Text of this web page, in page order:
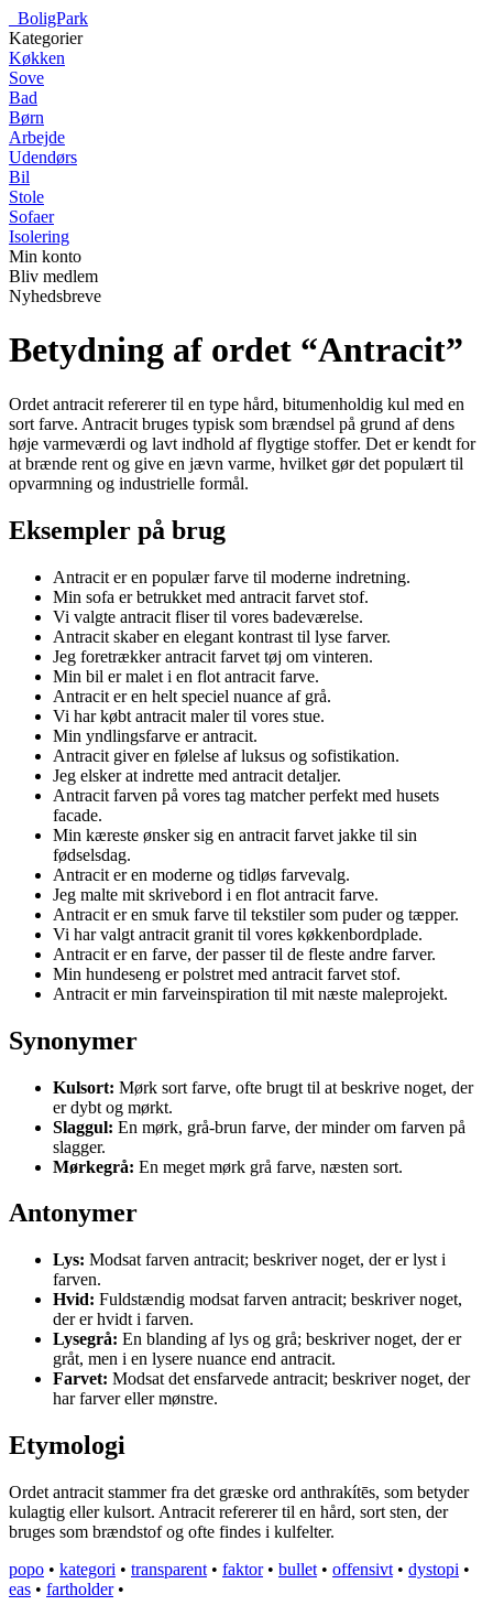
BoligPark
Kategorier
Køkken
Sove
Bad
Børn
Arbejde
Udendørs
Bil
Stole
Sofaer
Isolering
Min konto
Bliv medlem
Nyhedsbreve
Betydning af ordet “Antracit”
Ordet antracit refererer til en type hård, bitumenholdig kul med en
sort farve. Antracit bruges typisk som brændsel på grund af dens
høje varmeværdi og lavt indhold af flygtige stoffer. Det er kendt for
at brænde rent og give en jævn varme, hvilket gør det populært til
opvarmning og industrielle formål.
Eksempler på brug
Antracit er en populær farve til moderne indretning.
Min sofa er betrukket med antracit farvet stof.
Vi valgte antracit fliser til vores badeværelse.
Antracit skaber en elegant kontrast til lyse farver.
Jeg foretrækker antracit farvet tøj om vinteren.
Min bil er malet i en flot antracit farve.
Antracit er en helt speciel nuance af grå.
Vi har købt antracit maler til vores stue.
Min yndlingsfarve er antracit.
Antracit giver en følelse af luksus og sofistikation.
Jeg elsker at indrette med antracit detaljer.
Antracit farven på vores tag matcher perfekt med husets
facade.
Min kæreste ønsker sig en antracit farvet jakke til sin
fødselsdag.
Antracit er en moderne og tidløs farvevalg.
Jeg malte mit skrivebord i en flot antracit farve.
Antracit er en smuk farve til tekstiler som puder og tæpper.
Vi har valgt antracit granit til vores køkkenbordplade.
Antracit er en farve, der passer til de fleste andre farver.
Min hundeseng er polstret med antracit farvet stof.
Antracit er min farveinspiration til mit næste maleprojekt.
Synonymer
Kulsort: Mørk sort farve, ofte brugt til at beskrive noget, der
er dybt og mørkt.
Slaggul: En mørk, grå-brun farve, der minder om farven på
slagger.
Mørkegrå: En meget mørk grå farve, næsten sort.
Antonymer
Lys: Modsat farven antracit; beskriver noget, der er lyst i
farven.
Hvid: Fuldstændig modsat farven antracit; beskriver noget,
der er hvidt i farven.
Lysegrå: En blanding af lys og grå; beskriver noget, der er
gråt, men i en lysere nuance end antracit.
Farvet: Modsat det ensfarvede antracit; beskriver noget, der
har farver eller mønstre.
Etymologi
Ordet antracit stammer fra det græske ord anthrakítēs, som betyder
kulagtig eller kulsort. Antracit refererer til en hård, sort sten, der
bruges som brændstof og ofte findes i kulfelter.
popo • kategori • transparent • faktor• bullet • offensivt • dystopi •
eas • fartholder•